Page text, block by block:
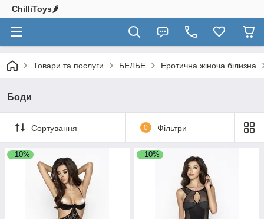
ChilliToys🌶️
Товари та послуги БЕЛЬЕ Еротична жіноча білизна
Боди
Сортування 0 Фільтри
–10% –10%